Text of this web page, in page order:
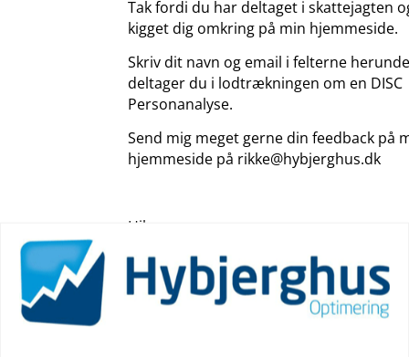
Tak fordi du har deltaget i skattejagten
kigget dig omkring på min hjemmeside.
Skriv dit navn og email i felterne
deltager du i lodtrækningen om en DISC
Personanalyse.
Send mig meget gerne din feedback på
hjemmeside på rikke@hybjerghus.dk
Hilsen
Rikke Bech Skougaard